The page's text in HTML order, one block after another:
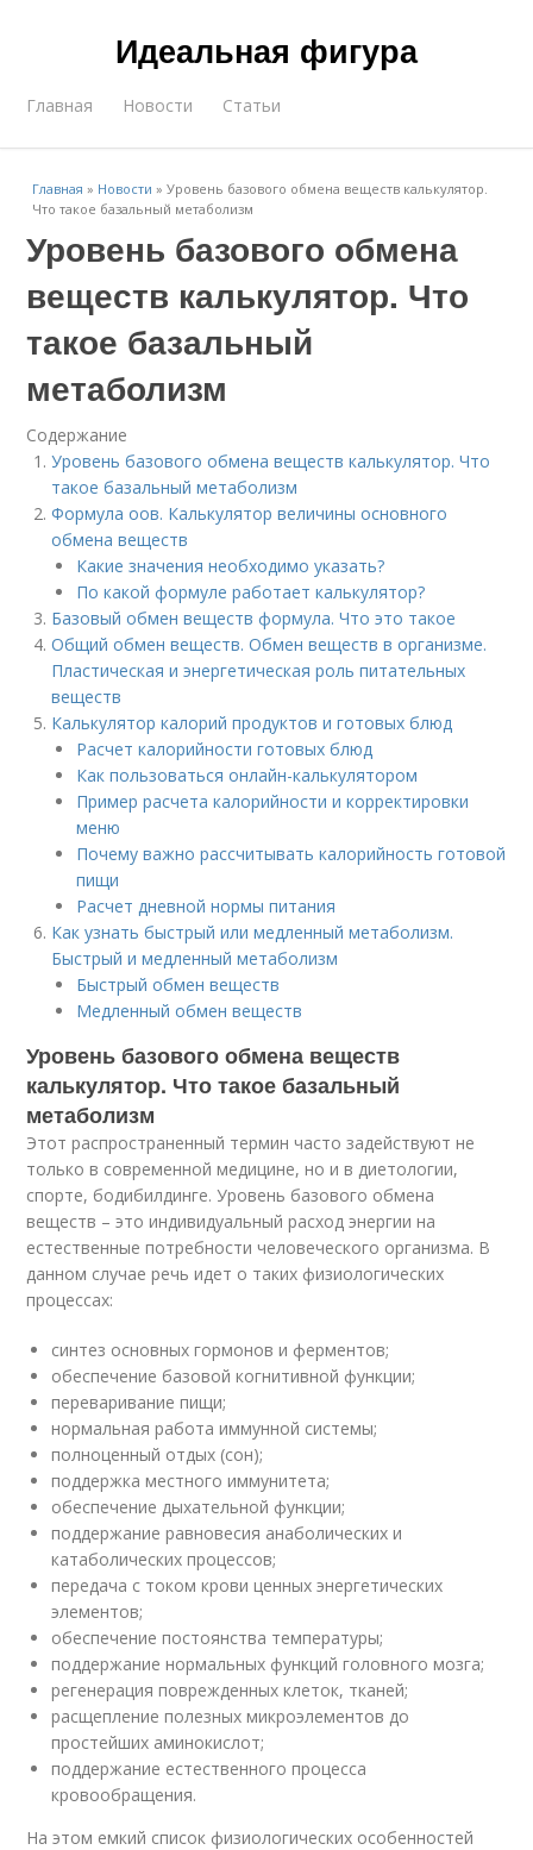
Идеальная фигура
Главная Новости Статьи
Главная » Новости »Уровень базового обмена веществ калькулятор.
Что такое базальный метаболизм
Уровень базового обмена
веществ калькулятор. Что
такое базальный
метаболизм
Содержание
Уровень базового обмена веществ калькулятор. Что
такое базальный метаболизм
Формула оов. Калькулятор величины основного
обмена веществ
Какие значения необходимо указать?
По какой формуле работает калькулятор?
Базовый обмен веществ формула. Что это такое
Общий обмен веществ. Обмен веществ в организме.
Пластическая и энергетическая роль питательных
веществ
Калькулятор калорий продуктов и готовых блюд
Расчет калорийности готовых блюд
Как пользоваться онлайн-калькулятором
Пример расчета калорийности и корректировки
меню
Почему важно рассчитывать калорийность готовой
пищи
Расчет дневной нормы питания
Как узнать быстрый или медленный метаболизм.
Быстрый и медленный метаболизм
Быстрый обмен веществ
Медленный обмен веществ
Уровень базового обмена веществ
калькулятор. Что такое базальный
метаболизм
Этот распространенный термин часто задействуют не
только в современной медицине, но и в диетологии,
спорте, бодибилдинге. Уровень базового обмена
веществ – это индивидуальный расход энергии на
естественные потребности человеческого организма. В
данном случае речь идет о таких физиологических
процессах:
синтез основных гормонов и ферментов;
обеспечение базовой когнитивной функции;
переваривание пищи;
нормальная работа иммунной системы;
полноценный отдых (сон);
поддержка местного иммунитета;
обеспечение дыхательной функции;
поддержание равновесия анаболических и
катаболических процессов;
передача с током крови ценных энергетических
элементов;
обеспечение постоянства температуры;
поддержание нормальных функций головного мозга;
регенерация поврежденных клеток, тканей;
расщепление полезных микроэлементов до
простейших аминокислот;
поддержание естественного процесса
кровообращения.
На этом емкий список физиологических особенностей